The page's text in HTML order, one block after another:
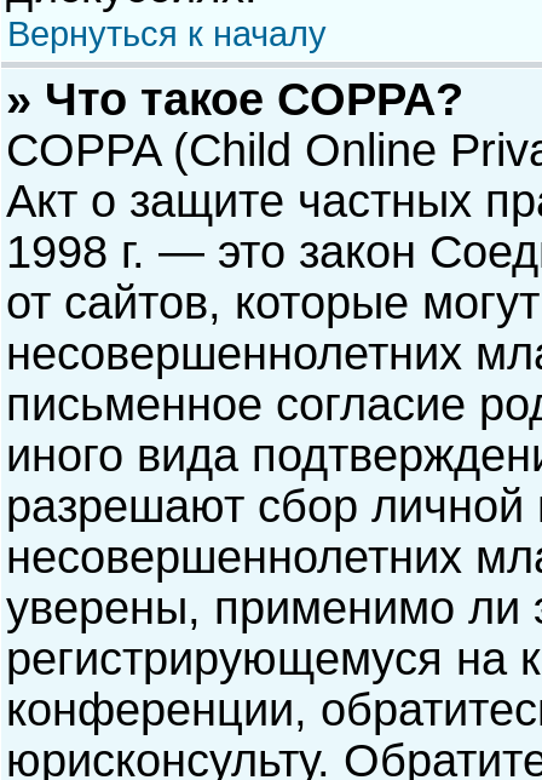
Вернуться к началу
» Что такое COPPA?
COPPA (Child Online
Акт о защите частных
1998 г. — это закон
от сайтов, которые
несовершеннолетних
письменное согласие
иного вида
разрешают сбор
несовершеннолетних
уверены, применимо ли
регистрирующемуся на
конференции,
юрисконсульту.